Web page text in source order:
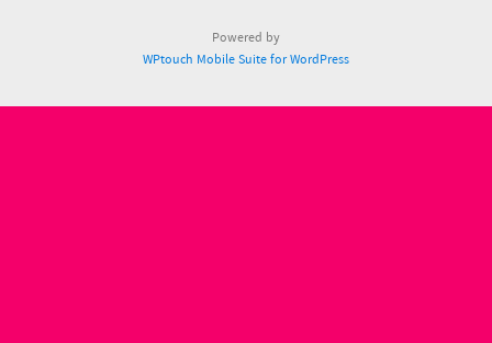
Powered by
WPtouch Mobile Suite for WordPress